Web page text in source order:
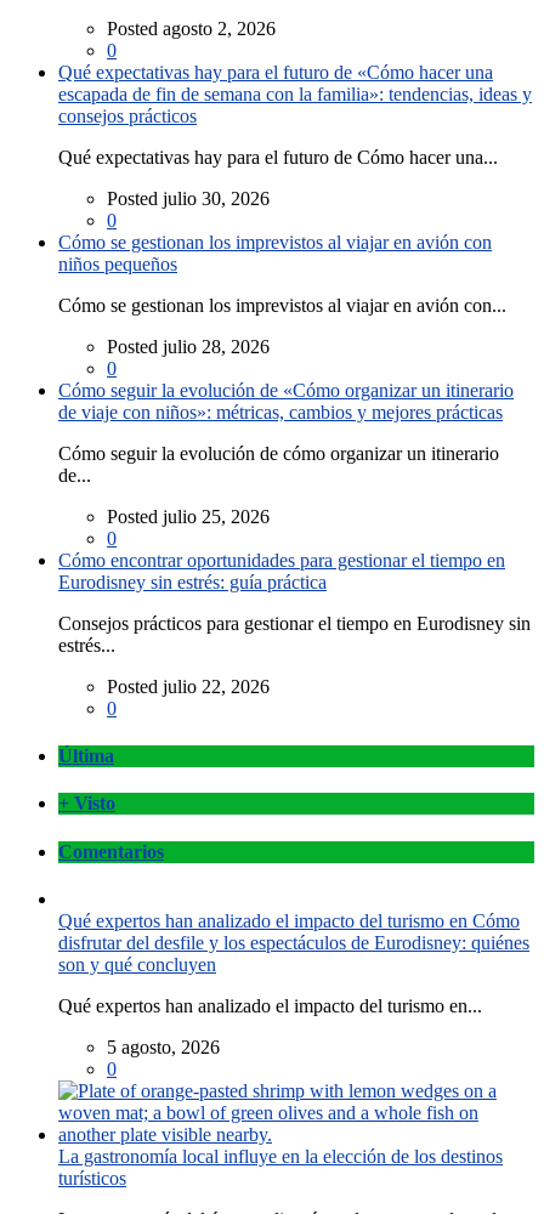
Posted agosto 2, 2026
0
Qué expectativas hay para el futuro de «Cómo hacer una
escapada de fin de semana con la familia»: tendencias, ideas y
consejos prácticos
Qué expectativas hay para el futuro de Cómo hacer una...
Posted julio 30, 2026
0
Cómo se gestionan los imprevistos al viajar en avión con
niños pequeños
Cómo se gestionan los imprevistos al viajar en avión con...
Posted julio 28, 2026
0
Cómo seguir la evolución de «Cómo organizar un itinerario
de viaje con niños»: métricas, cambios y mejores prácticas
Cómo seguir la evolución de cómo organizar un itinerario
de...
Posted julio 25, 2026
0
Cómo encontrar oportunidades para gestionar el tiempo en
Eurodisney sin estrés: guía práctica
Consejos prácticos para gestionar el tiempo en Eurodisney sin
estrés...
Posted julio 22, 2026
0
Última
+ Visto
Comentarios
Qué expertos han analizado el impacto del turismo en Cómo
disfrutar del desfile y los espectáculos de Eurodisney: quiénes
son y qué concluyen
Qué expertos han analizado el impacto del turismo en...
5 agosto, 2026
0
La gastronomía local influye en la elección de los destinos
turísticos